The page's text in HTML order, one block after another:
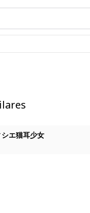
エ猫耳少女